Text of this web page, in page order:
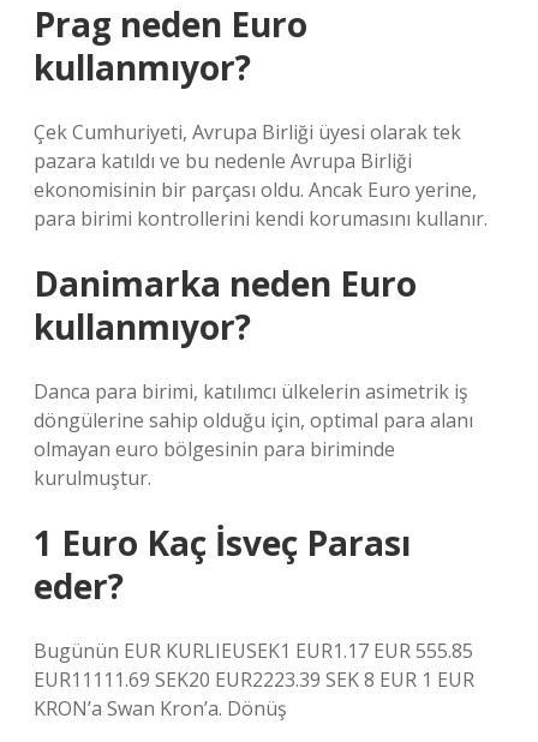
Prag neden Euro
kullanmıyor?
Çek Cumhuriyeti, Avrupa Birliği üyesi olarak tek
pazara katıldı ve bu nedenle Avrupa Birliği
ekonomisinin bir parçası oldu. Ancak Euro yerine,
para birimi kontrollerini kendi korumasını kullanır.
Danimarka neden Euro
kullanmıyor?
Danca para birimi, katılımcı ülkelerin asimetrik iş
döngülerine sahip olduğu için, optimal para alanı
olmayan euro bölgesinin para biriminde
kurulmuştur.
1 Euro Kaç İsveç Parası
eder?
Bugünün EUR KURLIEUSEK1 EUR1.17 EUR 555.85
EUR11111.69 SEK20 EUR2223.39 SEK 8 EUR 1 EUR
KRON’a Swan Kron’a. Dönüş